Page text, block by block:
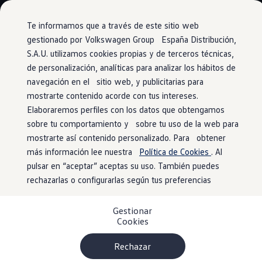
Te informamos que a través de este sitio web
gestionado por Volkswagen Group España Distribución,
S.A.U. utilizamos cookies propias y de terceros técnicas,
de personalización, analíticas para analizar los hábitos de
navegación en el sitio web, y publicitarias para
mostrarte contenido acorde con tus intereses.
Elaboraremos perfiles con los datos que obtengamos
sobre tu comportamiento y sobre tu uso de la web para
mostrarte así contenido personalizado. Para obtener
más información lee nuestra Política de Cookies . Al
pulsar en “aceptar” aceptas su uso. También puedes
rechazarlas o configurarlas según tus preferencias
Rechazar
Gestionar
Cookies
Ir
directamente
al contenido
Ir
directamente
al pie de
página
Conoce todos los modelos
Configura todos los modelos
Ver todos los modelos
Ver todos los modelos
Soluciones estandarizadas
Campers
Ofertas y stock
Ofertas para profesionales
Volkswagen nuevo en stock
Volkswagen de ocasión en stock
Ofertas para particulares
Volkswagen nuevo en stock
Volkswagen de ocasión
Eléctricos e híbridos
Simulador de autonomía
Simulador de carga
Ventajas para profesionales
Ventajas para particulares
Profesionales
My Leasing
Servicios VW Connect
Regístrate solo una vez
parabeneficiarte de
muchas maneras
Todo héroe tiene sus ayudantes. Y con los servicios de We
Connect a través de la aplicación Volkswagen
montón de ellos. Descubre qué servicios se adaptan mejor a